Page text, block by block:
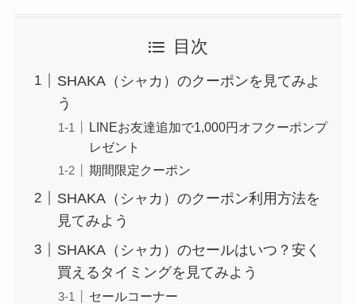
目次
SHAKA（シャカ）のクーポンを見てみよ
う
LINEお友達追加で1,000円オフクーポンプ
レゼント
期間限定クーポン
SHAKA（シャカ）のクーポン利用方法を
見てみよう
SHAKA（シャカ）のセールはいつ？安く
買えるタイミングを見てみよう
セールコーナー